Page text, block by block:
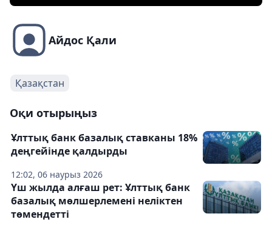
Айдос Қали
Қазақстан
Оқи отырыңыз
12:02, 06 наурыз 2026
Ұлттық банк базалық ставканы 18%
деңгейінде қалдырды
Үш жылда алғаш рет: Ұлттық банк
базалық мөлшерлемені неліктен
төмендетті